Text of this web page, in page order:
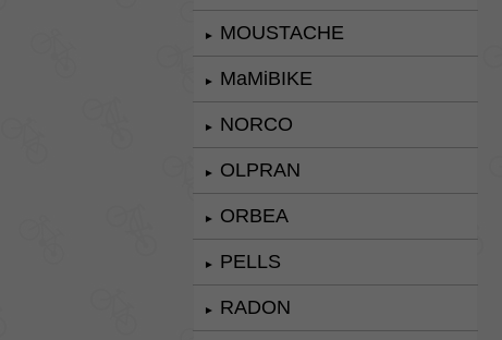
► MOUSTACHE
► MaMiBIKE
► NORCO
► OLPRAN
► ORBEA
► PELLS
► RADON